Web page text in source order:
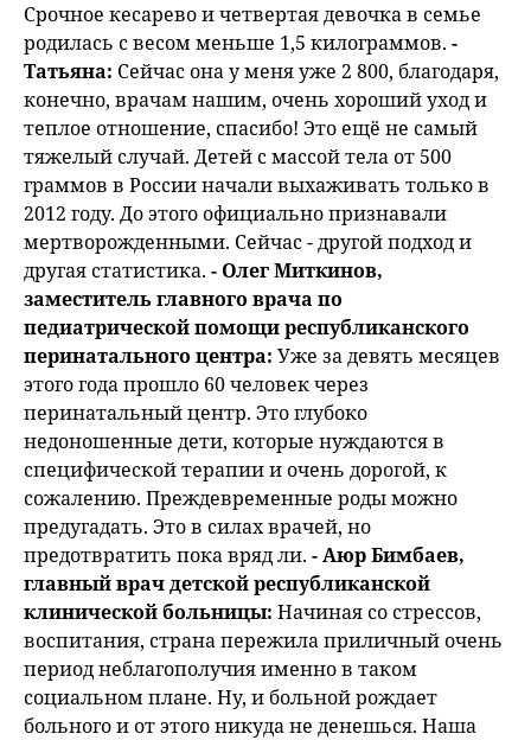
Срочное кесарево и четвертая девочка в семье
родилась с весом меньше 1,5 килограммов. -
Татьяна: Сейчас она у меня уже 2 800, благодаря,
конечно, врачам нашим, очень хороший уход и
теплое отношение, спасибо! Это ещё не самый
тяжелый случай. Детей с массой тела от 500
граммов в России начали выхаживать только в
2012 году. До этого официально признавали
мертворожденными. Сейчас - другой подход и
другая статистика. - Олег Миткинов,
заместитель главного врача по
педиатрической помощи республиканского
перинатального центра: Уже за девять месяцев
этого года прошло 60 человек через
перинатальный центр. Это глубоко
недоношенные дети, которые нуждаются в
специфической терапии и очень дорогой, к
сожалению. Преждевременные роды можно
предугадать. Это в силах врачей, но
предотвратить пока вряд ли. - Аюр Бимбаев,
главный врач детской республиканской
клинической больницы: Начиная со стрессов,
воспитания, страна пережила приличный очень
период неблагополучия именно в таком
социальном плане. Ну, и больной рождает
больного и от этого никуда не денешься. Наша